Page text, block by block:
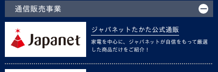
通信販売事業
ジャパネットたかた公式通販
家電を中心に、ジャパネットが自信をもって厳選
した商品だけをご紹介！